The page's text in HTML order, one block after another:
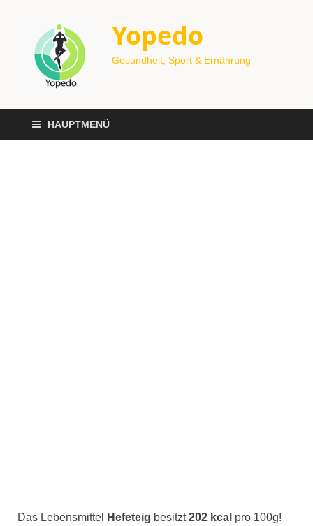
Yopedo
Gesundheit, Sport & Ernährung
HAUPTMENÜ
Das Lebensmittel Hefeteig besitzt202 kcal pro 100g!